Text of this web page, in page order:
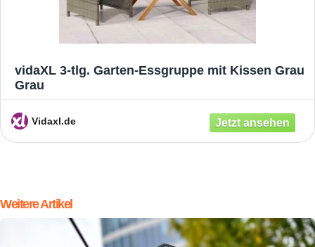
vidaXL 3-tlg. Garten-Essgruppe mit Kissen Grau
Grau
Vidaxl.de
Weitere Artikel